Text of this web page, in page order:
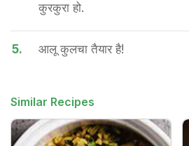
कुरकुरा हो.
5. आलू कुलचा तैयार है!
Similar Recipes